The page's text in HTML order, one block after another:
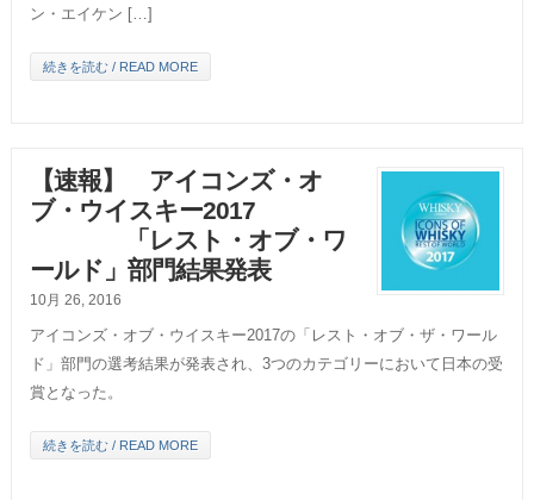
ン・エイケン […]
続きを読む / READ MORE
【速報】 アイコンズ・オ
ブ・ウイスキー2017
「レスト・オブ・ワ
ールド」部門結果発表
10月 26, 2016
アイコンズ・オブ・ウイスキー2017の「レスト・オブ・ザ・ワール
ド」部門の選考結果が発表され、3つのカテゴリーにおいて日本の受
賞となった。
続きを読む / READ MORE